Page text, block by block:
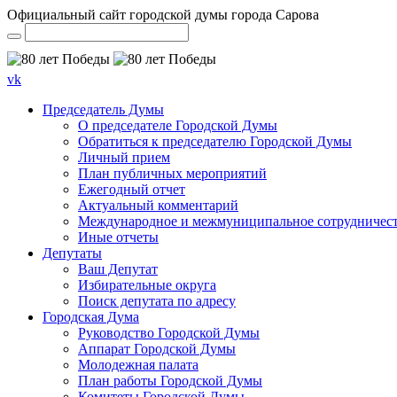
Официальный сайт городской думы города Сарова
vk
Председатель Думы
О председателе Городской Думы
Обратиться к председателю Городской Думы
Личный прием
План публичных мероприятий
Ежегодный отчет
Актуальный комментарий
Международное и межмуниципальное
Иные отчеты
Депутаты
Ваш Депутат
Избирательные округа
Поиск депутата по адресу
Городская Дума
Руководство Городской Думы
Аппарат Городской Думы
Молодежная палата
План работы Городской Думы